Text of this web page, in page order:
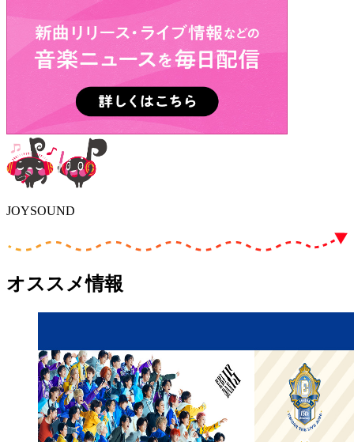
JOYSOUND
オススメ情報